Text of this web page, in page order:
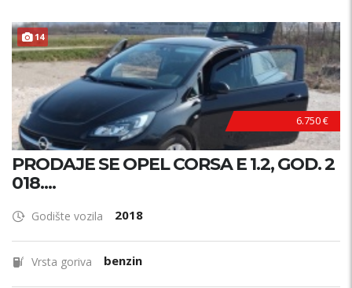
14
6.750 €
PRODAJE SE OPEL CORSA E 1.2, GOD. 2
018....
Godište vozila 2018
Vrsta goriva benzin